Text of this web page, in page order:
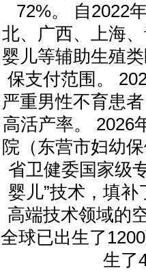
72%。 自2022
北、广西、上海
婴儿等辅助生殖
保支付范围。
严重男性不育患
高活产率。 2026
院（东营市妇幼
省卫健委国家级
婴儿”技术，填
高端技术领域的
全球已出生了
生了